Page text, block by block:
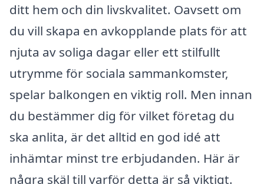
ditt hem och din livskvalitet. Oavsett om
du vill skapa en avkopplande plats för att
njuta av soliga dagar eller ett stilfullt
utrymme för sociala sammankomster,
spelar balkongen en viktig roll. Men innan
du bestämmer dig för vilket företag du
ska anlita, är det alltid en god idé att
inhämtar minst tre erbjudanden. Här är
några skäl till varför detta är så viktigt.